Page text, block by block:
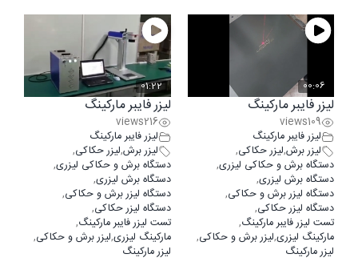
00:06
لیزر فایبر مارکینگ
109
views
لیزر فایبر مارکینگ
لیزر برش,لیزر حکاکی,
دستگاه برش و حکاکی لیزری,
دستگاه برش لیزری,
دستگاه لیزر برش و حکاکی,
دستگاه لیزر حکاکی,
تست لیزر فایبر مارکینگ,
مارکینگ لیزری,لیزر برش و حکاکی,
لیزر مارکینگ
01:22
لیزر فایبر مارکینگ
216
views
لیزر فایبر مارکینگ
لیزر برش,لیزر حکاکی,
دستگاه برش و حکاکی لیزری,
دستگاه برش لیزری,
دستگاه لیزر برش و حکاکی,
دستگاه لیزر حکاکی,
تست لیزر فایبر مارکینگ,
مارکینگ لیزری,لیزر برش و حکاکی,
لیزر مارکینگ